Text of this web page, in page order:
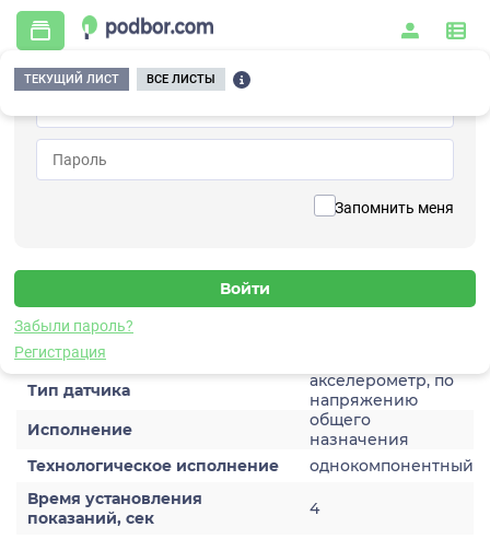
Запомнить меня
Забыли пароль?
Регистрация
ТЕКУЩИЙ ЛИСТ ВСЕ ЛИСТЫ
Главная / Контрольно-измерительные приборы и автоматика / Датчики /
Виброускорения / 1V108HA-1
Датчик виброускорения
Характеристики
Тип датчика
акселерометр, по
напряжению
Исполнение
общего
назначения
Технологическое исполнение
однокомпонентный
Время установления
показаний, сек
4